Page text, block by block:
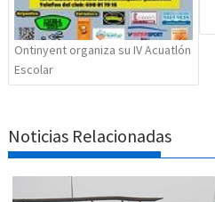
Ontinyent organiza su IV Acuatlón
Escolar
Noticias Relacionadas